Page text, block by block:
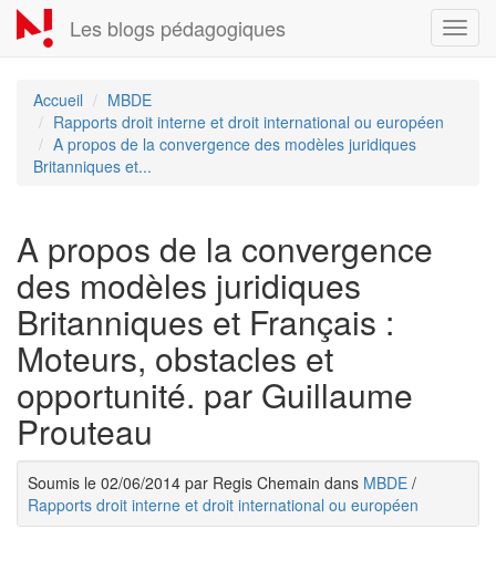
Aller
au
contenu
Les blogs pédagogiques
Accueil
MBDE
Rapports droit interne et droit international ou européen
A propos de la convergence des modèles juridiques
Britanniques et...
A propos de la convergence
des modèles juridiques
Britanniques et Français :
Moteurs, obstacles et
opportunité. par Guillaume
Prouteau
Soumis le 02/06/2014 par Regis Chemain dans MBDE /
Rapports droit interne et droit international ou européen